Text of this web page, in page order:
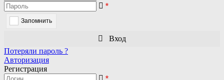
*
Запомнить
Вход
Потеряли пароль ?
Авторизация
Регистрация
*